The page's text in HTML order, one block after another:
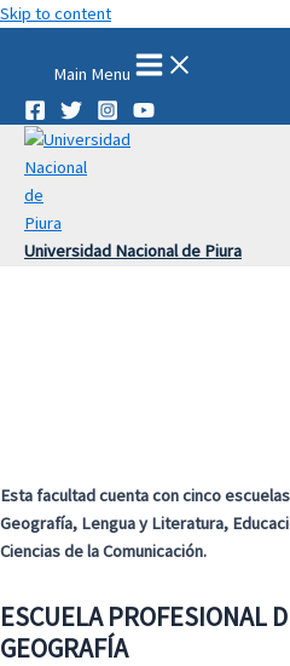
Skip to content
Main Menu
Universidad Nacional de Piura
Esta facultad cuenta con cinco
Geografía, Lengua y Literatura,
Ciencias de la Comunicación.
ESCUELA PROFESIONAL
GEOGRAFÍA